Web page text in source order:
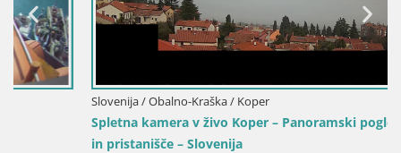
Slovenija / Obalno-Kraška / Koper
Spletna kamera v živo Koper – Panoramski pogled na mesto
in pristanišče – Slovenija